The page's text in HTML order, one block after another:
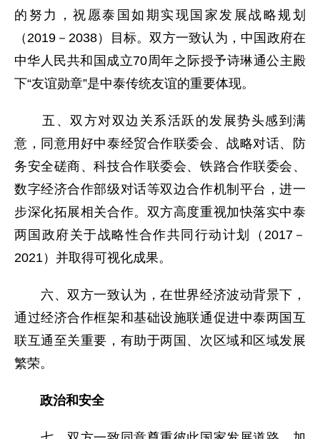
的努力，祝愿泰国如期实现国家发展战略规划
（2019－2038）目标。双方一致认为，中国政府在
中华人民共和国成立70周年之际授予诗琳通公主殿
下“友谊勋章”是中泰传统友谊的重要体现。
五、双方对双边关系活跃的发展势头感到满
意，同意用好中泰经贸合作联委会、战略对话、防
务安全磋商、科技合作联委会、铁路合作联委会、
数字经济合作部级对话等双边合作机制平台，进一
步深化拓展相关合作。双方高度重视加快落实中泰
两国政府关于战略性合作共同行动计划（2017－
2021）并取得可视化成果。
六、双方一致认为，在世界经济波动背景下，
通过经济合作框架和基础设施联通促进中泰两国互
联互通至关重要，有助于两国、次区域和区域发展
繁荣。
政治和安全